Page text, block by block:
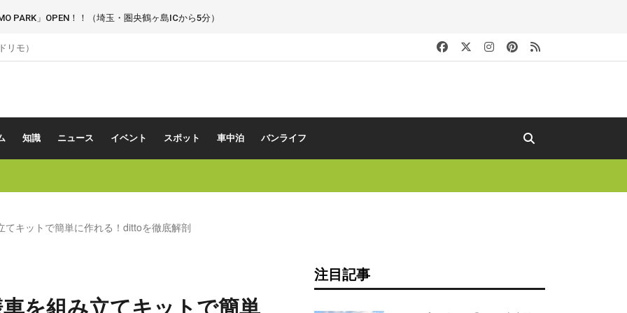
PARK」OPEN！！（埼玉・圏央鶴ヶ島ICから5分）
モ）
知識 ニュース イベント スポット 車中泊 バンライフ
キットで簡単に作れる！dittoを徹底解剖
を組み立てキットで簡単
注目記事